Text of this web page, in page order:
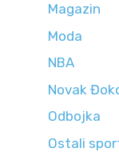
Magazin
Moda
NBA
Novak
Odbojka
Ostali